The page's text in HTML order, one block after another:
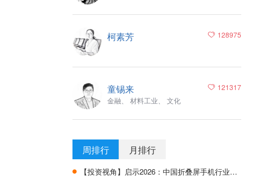
128975
柯素芳
121317
童锡来
金融、 材料工业、 文化
周排行 月排行
H 【投资视角】启示2026：中国折叠屏手机行业投融资及兼并重组分析